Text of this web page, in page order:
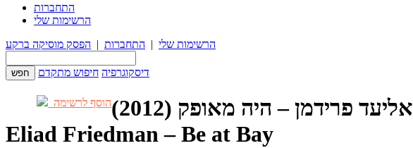
התחברות
הרשימות שלי
הרשימות שלי | התחברות | הפסק מוסיקה ברקע
דיסקוגרפיה חיפוש מתקדם
הוסף לרשימה
אליעד פרידמן – היה מאופק (2012)
Eliad Friedman – Be at Bay